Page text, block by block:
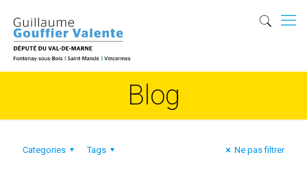
Blog
Categories Tags Ne pas filtrer